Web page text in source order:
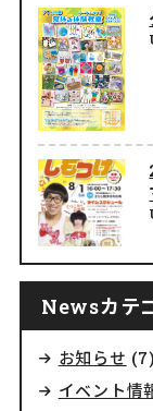
Newsカテ
お知らせ (7)
イベント情